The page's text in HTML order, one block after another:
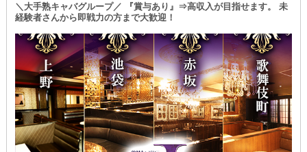
┛┛┛┛┛┛┛┛┛┛┛┛
高収入をGETするイメージは
湧いてきましたか？
「今すぐに稼ぎたい」
「短時間だけ働きたい」
「副業を考えている」
「運転するのが好き」
そのため、完全未経験者さんでも
すんなり馴染めるんです◎
ナイトワークのイロハは
先輩スタッフがわかりやすくレクチャー。
まずは、簡単なお仕事から
少しずつ覚えていきましょう！
もし困ったことがあったら
遠慮なく周りを頼ってくださいね◎
○●—————————————-●○
＼大手熟キャバグループ／ 『賞与あり』⇒高収入が目指せます。 未
経験者さんから即戦力の方まで大歓迎！